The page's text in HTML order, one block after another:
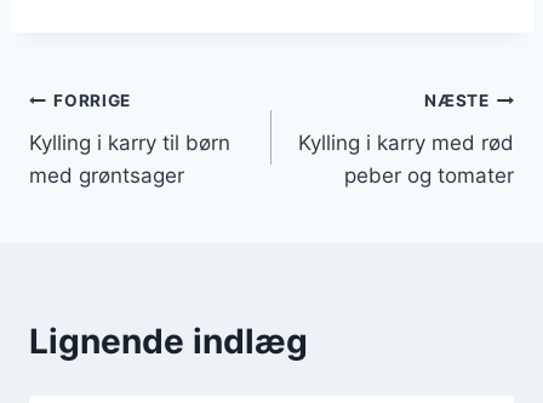
Indlægsnavigation
FORRIGE
Kylling i karry til børn
med grøntsager
NÆSTE
Kylling i karry med rød
peber og tomater
Lignende indlæg